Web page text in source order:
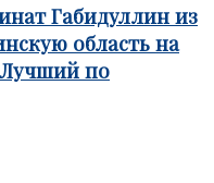
Габидуллин из
область на
по